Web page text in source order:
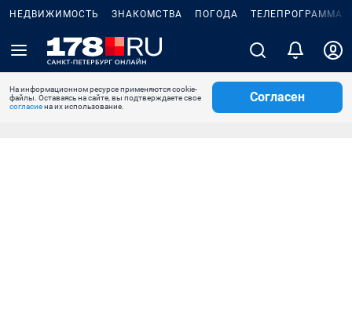
НЕДВИЖИМОСТЬ ЗНАКОМСТВА ПОГОДА ТЕЛЕПРОГРАММА
На информационном ресурсе применяются cookie-
файлы. Оставаясь на сайте, вы подтверждаете свое
согласиена их использование.
Согласен